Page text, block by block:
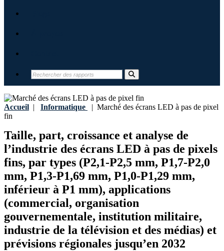
Accueil | Informatique | Marché des écrans LED à pas de pixel
fin
Taille, part, croissance et analyse de
l’industrie des écrans LED à pas de pixels
fins, par types (P2,1-P2,5 mm, P1,7-P2,0
mm, P1,3-P1,69 mm, P1,0-P1,29 mm,
inférieur à P1 mm), applications
(commercial, organisation
gouvernementale, institution militaire,
industrie de la télévision et des médias) et
prévisions régionales jusqu’en 2032